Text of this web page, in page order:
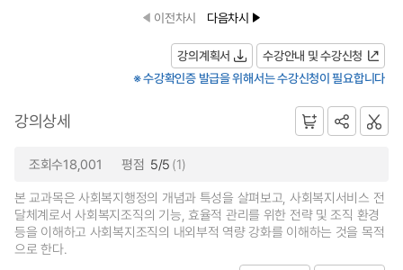
이전차시 다음차시
강의계획서
수강안내 및 수강신청
※ 수강확인증 발급을 위해서는 수강신청이 필요합니다
강의상세
조회수18,001 평점 5/5 (1)
본 교과목은 사회복지행정의 개념과 특성을 살펴보고, 사회복지서비스 전
달체계로서 사회복지조직의 기능, 효율적 관리를 위한 전략 및 조직 환경
등을 이해하고 사회복지조직의 내외부적 역량 강화를 이해하는 것을 목적
으로 한다.